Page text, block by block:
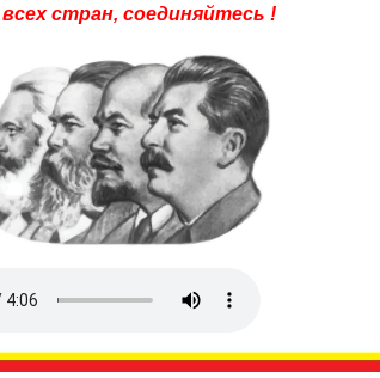
стран, соединяйтесь !